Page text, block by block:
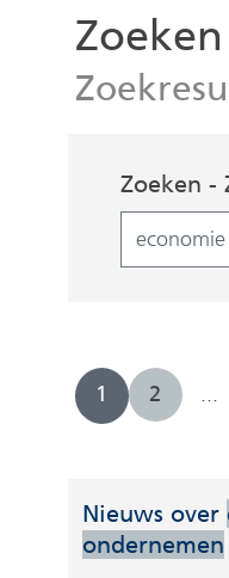
Zoeken
Zoeken -
1 2 ...
Nieuws over
ondernemen